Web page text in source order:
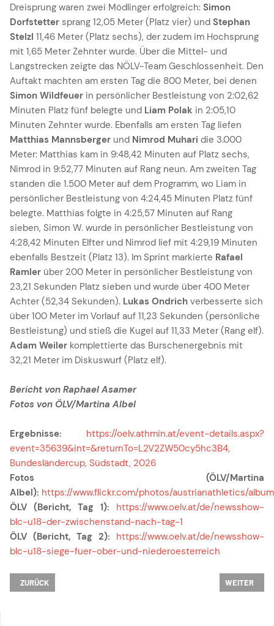
Dreisprung waren zwei Mödlinger erfolgreich: Simon
Dorfstetter sprang 12,05 Meter (Platz vier) und Stephan
Stelzl 11,46 Meter (Platz sechs), der zudem im Hochsprung
mit 1,65 Meter Zehnter wurde. Über die Mittel- und
Langstrecken zeigte das NÖLV-Team Geschlossenheit. Den
Auftakt machten am ersten Tag die 800 Meter, bei denen
Simon Wildfeuer in persönlicher Bestleistung von 2:02,62
Minuten Platz fünf belegte und Liam Polak in 2:05,10
Minuten Zehnter wurde. Ebenfalls am ersten Tag liefen
Matthias Mannsberger und Nimrod Muhari die 3.000
Meter: Matthias kam in 9:48,42 Minuten auf Platz sechs,
Nimrod in 9:52,77 Minuten auf Rang neun. Am zweiten Tag
standen die 1.500 Meter auf dem Programm, wo Liam in
persönlicher Bestleistung von 4:24,45 Minuten Platz fünf
belegte. Matthias folgte in 4:25,57 Minuten auf Rang
sieben, Simon W. wurde in persönlicher Bestleistung von
4:28,42 Minuten Elfter und Nimrod lief mit 4:29,19 Minuten
ebenfalls Bestzeit (Platz 13). Im Sprint markierte Rafael
Ramler über 200 Meter in persönlicher Bestleistung von
23,21 Sekunden Platz sieben und wurde über 400 Meter
Achter (52,34 Sekunden). Lukas Ondrich verbesserte sich
über 100 Meter im Vorlauf auf 11,23 Sekunden (persönliche
Bestleistung) und stieß die Kugel auf 11,33 Meter (Rang elf).
Adam Weiler komplettierte das Burschenergebnis mit
32,21 Meter im Diskuswurf (Platz elf).
Bericht von Raphael Asamer
Fotos von ÖLV/Martina Albel
Ergebnisse:
https://oelv.athmin.at/event-details.aspx?
event=35639&int=&returnTo=L2V2ZW50cy5hc3B4,
Bundesländercup, Südstadt, 2026
Fotos (ÖLV/Martina
Albel): https://www.flickr.com/photos/austrianathletics/
ÖLV (Bericht, Tag 1):
https://www.oelv.at/de/newsshow-
blc-u18-der-zwischenstand-nach-tag-1
ÖLV (Bericht, Tag 2): https://www.oelv.at/de/newsshow-
blc-u18-siege-fuer-ober-und-niederoesterreich
VORHERIGER BEITRAG: ERFOLGREICHES NACHWUCHSMEETING IN
ZURÜCK NÄCHSTER
WEITER